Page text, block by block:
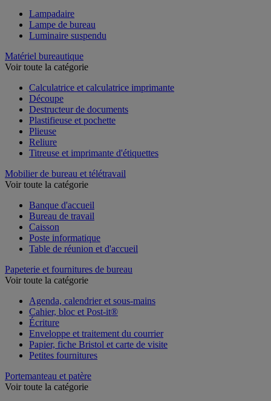
Lampadaire
Lampe de bureau
Luminaire suspendu
Matériel bureautique
Voir toute la catégorie
Calculatrice et calculatrice imprimante
Découpe
Destructeur de documents
Plastifieuse et pochette
Plieuse
Reliure
Titreuse et imprimante d'étiquettes
Mobilier de bureau et télétravail
Voir toute la catégorie
Banque d'accueil
Bureau de travail
Caisson
Poste informatique
Table de réunion et d'accueil
Papeterie et fournitures de bureau
Voir toute la catégorie
Agenda, calendrier et sous-mains
Cahier, bloc et Post-it®
Écriture
Enveloppe et traitement du courrier
Papier, fiche Bristol et carte de visite
Petites fournitures
Portemanteau et patère
Voir toute la catégorie